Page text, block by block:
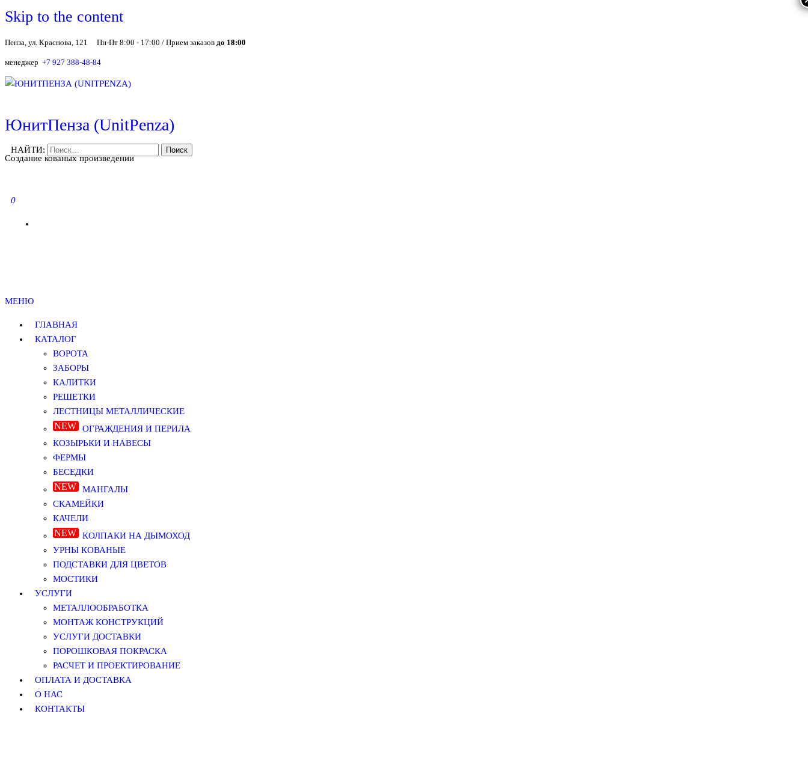
Skip to the content
Пенза, ул. Краснова, 121 Пн-Пт 8:00 - 17:00 / Прием заказов до 18:00
менеджер +7 927 388-48-84
ЮнитПенза (UnitPenza)
Создание кованых произведений
НАЙТИ:
0
МЕНЮ
ГЛАВНАЯ
КАТАЛОГ
ВОРОТА
ЗАБОРЫ
КАЛИТКИ
РЕШЕТКИ
ЛЕСТНИЦЫ МЕТАЛЛИЧЕСКИЕ
ОГРАЖДЕНИЯ И ПЕРИЛА
КОЗЫРЬКИ И НАВЕСЫ
ФЕРМЫ
БЕСЕДКИ
МАНГАЛЫ
СКАМЕЙКИ
КАЧЕЛИ
КОЛПАКИ НА ДЫМОХОД
УРНЫ КОВАНЫЕ
ПОДСТАВКИ ДЛЯ ЦВЕТОВ
МОСТИКИ
УСЛУГИ
МЕТАЛЛООБРАБОТКА
МОНТАЖ КОНСТРУКЦИЙ
УСЛУГИ ДОСТАВКИ
ПОРОШКОВАЯ ПОКРАСКА
РАСЧЕТ И ПРОЕКТИРОВАНИЕ
ОПЛАТА И ДОСТАВКА
О НАС
КОНТАКТЫ